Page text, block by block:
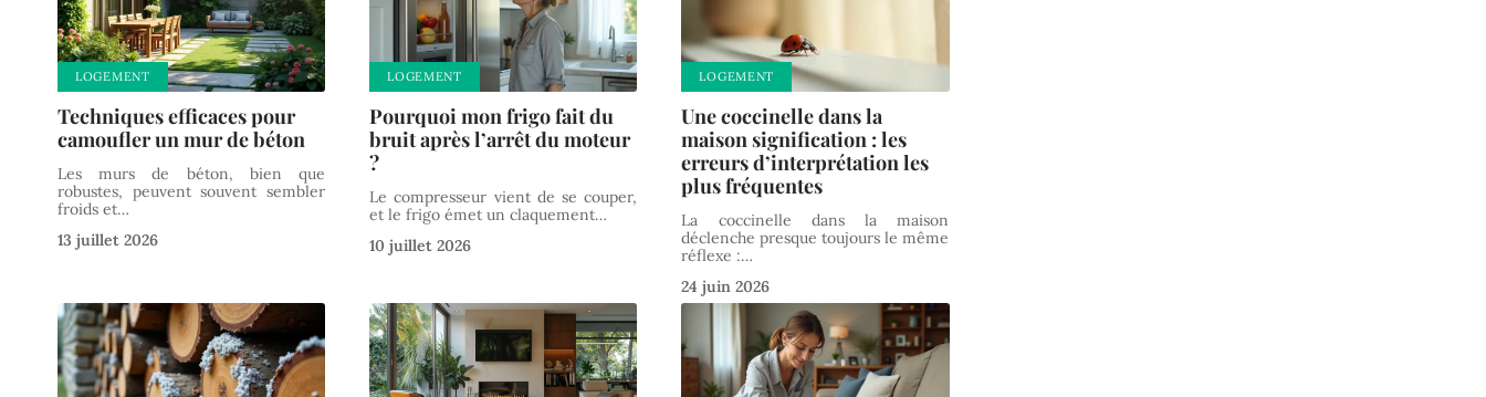
LOGEMENT
Techniques efficaces pour
camoufler un mur de béton
Les murs de béton, bien que
robustes, peuvent souvent sembler
froids et…
13 juillet 2026
LOGEMENT
Pourquoi mon frigo fait du
bruit après l’arrêt du moteur
?
Le compresseur vient de se couper,
et le frigo émet un claquement…
10 juillet 2026
LOGEMENT
Une coccinelle dans la
maison signification : les
erreurs d’interprétation les
plus fréquentes
La coccinelle dans la maison
déclenche presque toujours le même
réflexe :…
24 juin 2026